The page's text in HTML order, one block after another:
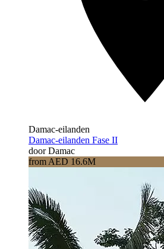
Damac-eilanden
Damac-eilanden Fase II
door Damac
from AED 16.6M